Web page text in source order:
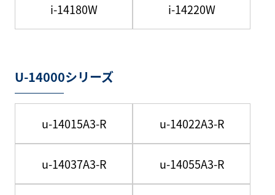
i-14180W i-14220W
U-14000シリーズ
u-14015A3-R u-14022A3-R
u-14037A3-R u-14055A3-R